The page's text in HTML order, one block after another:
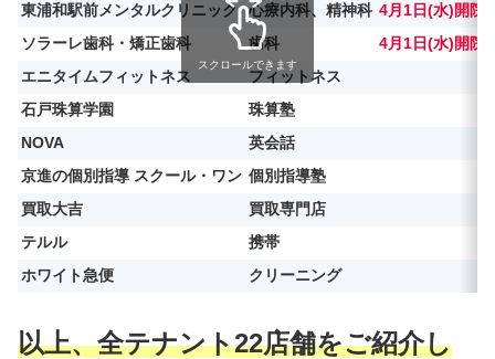
東浦和駅前メンタルクリニック
心療内科、精神科 4月1日(水)開院
ソラーレ歯科・矯正歯科
歯科
4月1日(水)開院
エニタイムフィットネス
フィットネス
石戸珠算学園
珠算塾
NOVA
英会話
京進の個別指導 スクール・ワン 個別指導塾
買取大吉
買取専門店
テルル
携帯
ホワイト急便
クリーニング
スクロールできます
以上、全テナント22店舗をご紹介し